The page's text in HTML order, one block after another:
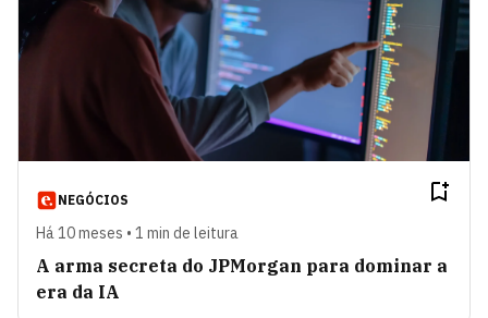
NEGÓCIOS
Há 10 meses • 1 min de leitura
A arma secreta do JPMorgan para dominar a
era da IA